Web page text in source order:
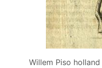
Willem Piso